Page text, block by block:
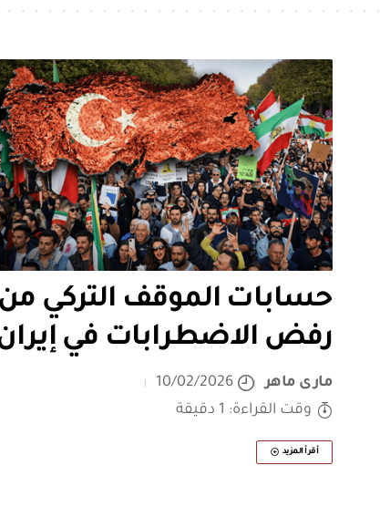
حسابات الموقف التركي من
رفض الاضطرابات في
مارى ماهر
10/02/2026
وقت القراءة: 1 دقيقة
أقرأ المزيد